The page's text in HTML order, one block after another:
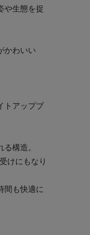
や生態を捉
かわいい
トアップブ
構造。
けにもなり
間も快適に